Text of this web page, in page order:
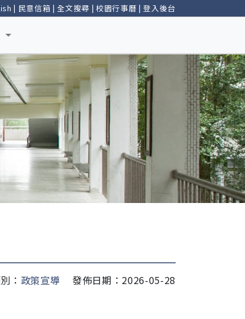
| 民意信箱 |全文搜尋 | 校園行事曆 |登入後台
： 政策宣導
發佈日期：2026-05-28